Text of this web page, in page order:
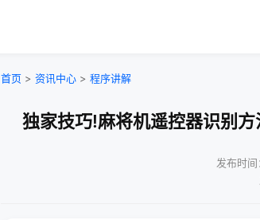
首页 > 资讯中心 > 程序讲解
独家技巧!麻将机遥控器识别
发布时